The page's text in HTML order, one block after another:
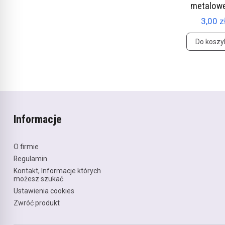
3,00
Do
Informacje
O firmie
Regulamin
Kontakt, Informacje których
możesz szukać
Ustawienia cookies
Zwróć produkt